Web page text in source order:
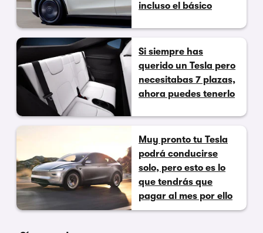
incluso el básico
Si siempre has
querido un Tesla pero
necesitabas 7 plazas,
ahora puedes tenerlo
Muy pronto tu Tesla
podrá conducirse
solo, pero esto es lo
que tendrás que
pagar al mes por ello